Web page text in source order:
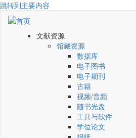
跳转到主要内容
文献资源
馆藏资源
数据库
电子图书
电子期刊
古籍
视频/音频
随书光盘
工具与软件
学位论文